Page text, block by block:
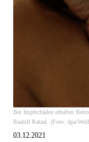
Bei Impfschäden erhalten
Rudolf Ratzel. (Foto: dpa/
03.12.2021